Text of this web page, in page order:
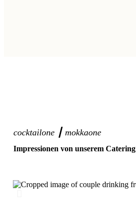
cocktailone ┃ mokkaone
Impressionen von unserem Catering